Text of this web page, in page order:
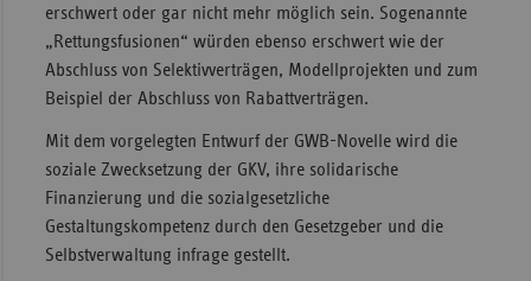
erschwert oder gar nicht mehr möglich sein. Sogenannte
„Rettungsfusionen“ würden ebenso erschwert wie der
Abschluss von Selektivverträgen, Modellprojekten und zum
Beispiel der Abschluss von Rabattverträgen.
Mit dem vorgelegten Entwurf der GWB-Novelle wird die
soziale Zwecksetzung der GKV, ihre solidarische
Finanzierung und die sozialgesetzliche
Gestaltungskompetenz durch den Gesetzgeber und die
Selbstverwaltung infrage gestellt.